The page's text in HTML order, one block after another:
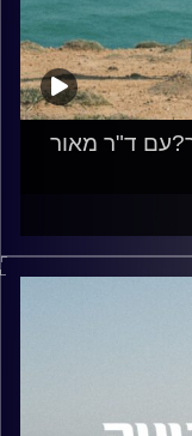
ד"ר מאור
וההנעה.
ארגוני, חוקר
ספר להב לניהול